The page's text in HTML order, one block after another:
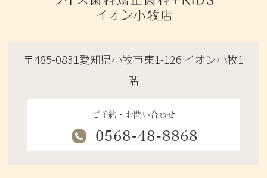
〒485-0831愛知県小牧市東1-126 イオン小牧1
階
ご予約・お問い合わせ
0568-48-8868